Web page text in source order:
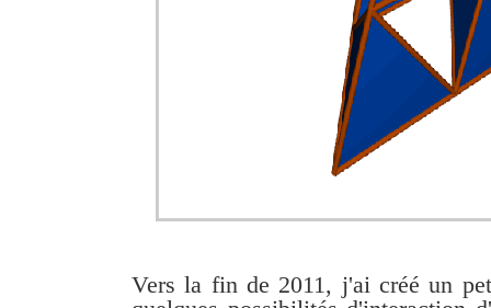
Vers la fin de 2011, j'ai créé un